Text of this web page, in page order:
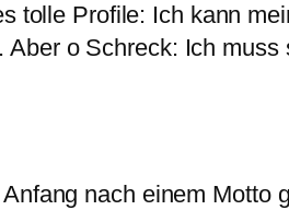
tolle Profile: Ich kann
o Schreck: Ich
nach einem Motto